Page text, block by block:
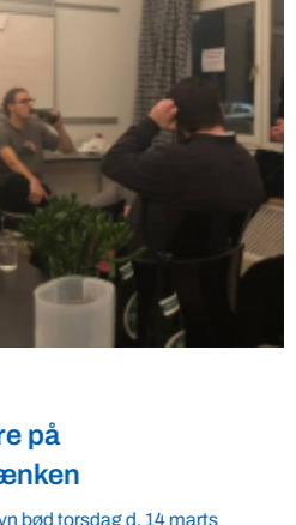
på
bød torsdag d. 14 marts